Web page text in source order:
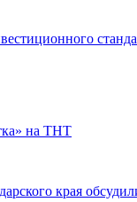
на ТНТ
края